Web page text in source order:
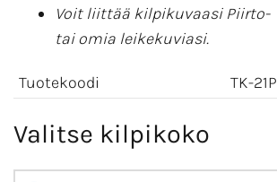
Voit liittää kilpikuvaasi Piirto-
tai omia leikekuviasi.
Tuotekoodi TK-21P
Valitse kilpikoko